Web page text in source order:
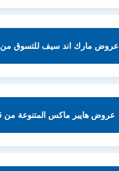
عروض مارك اند سيف للتسوق من 5 حتى 19 اغسطس
عروض هايبر ماكس المتنوعة من 5 حتى 18 اغسطس